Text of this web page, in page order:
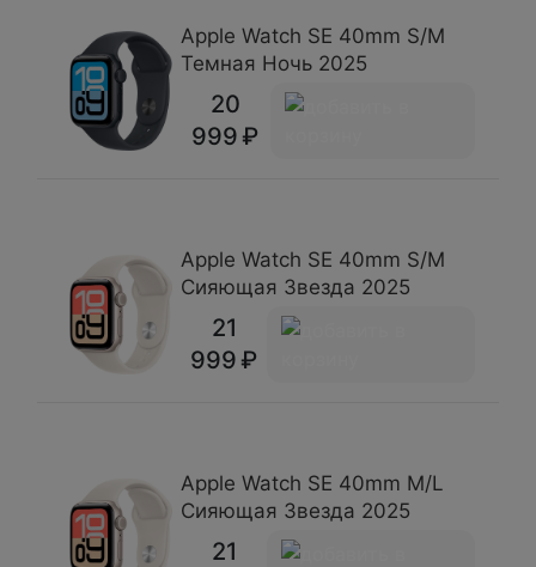
Apple Watch SE 40mm S/M
Темная Ночь 2025
20
999
Apple Watch SE 40mm S/M
Сияющая Звезда 2025
21
999
Apple Watch SE 40mm M/L
Сияющая Звезда 2025
21